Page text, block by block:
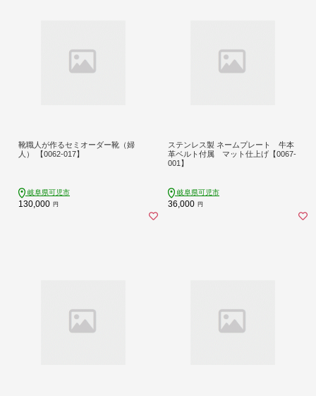
靴職人が作るセミオーダー靴（婦
人） 【0062-017】
岐阜県可児市
130,000 円
ステンレス製 ネームプレート 牛本
革ベルト付属 マット仕上げ【0067-
001】
岐阜県可児市
36,000 円